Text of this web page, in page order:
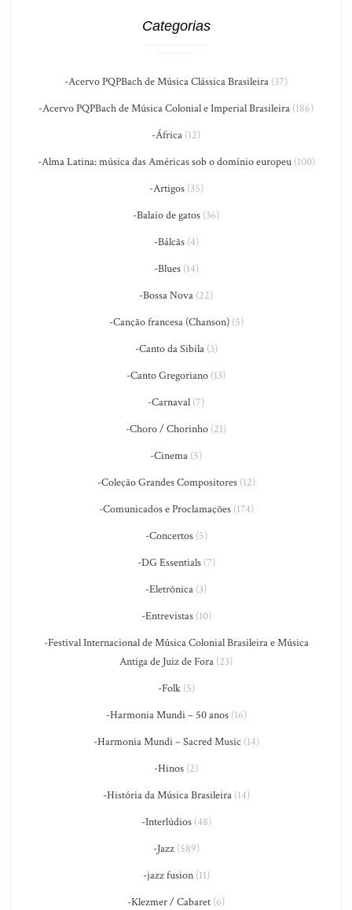
Categorias
-Acervo PQPBach de Música Clássica Brasileira (37)
-Acervo PQPBach de Música Colonial e Imperial Brasileira (186)
-África (12)
-Alma Latina: música das Américas sob o domínio europeu(100)
-Artigos(35)
-Balaio de gatos (36)
-Bálcãs(4)
-Blues(14)
-Bossa Nova (22)
-Canção francesa (Chanson)(5)
-Canto da Sibila(3)
-Canto Gregoriano (13)
-Carnaval (7)
-Choro / Chorinho (21)
-Cinema (5)
-Coleção Grandes Compositores(12)
-Comunicados e Proclamações(174)
-Concertos(5)
-DG Essentials(7)
-Eletrônica (3)
-Entrevistas(10)
-Festival Internacional de Música Colonial Brasileira e Música
Antiga de Juiz de Fora (23)
-Folk(5)
-Harmonia Mundi – 50 anos(16)
-Harmonia Mundi – Sacred Music (14)
-Hinos (2)
-História da Música Brasileira(14)
-Interlúdios(48)
-Jazz(589)
-jazz fusion(11)
-Klezmer / Cabaret (6)